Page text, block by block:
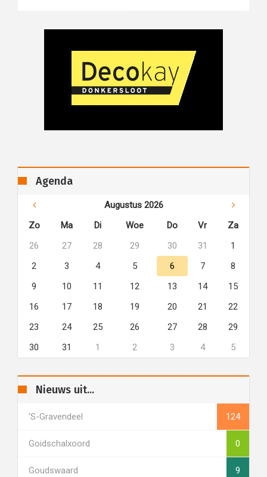
Agenda
Augustus 2026
Zo
Ma Di Woe Do Vr
Za
26
27 28 29 30 31
1
2
3 4 5 6 7
8
9
10 11 12 13 14
15
16
17 18 19 20 21
22
23
24 25 26 27 28
29
30
31 1 2 3 4 5
Nieuws uit...
's-Gravendeel 124
Goidschalxoord 0
Goudswaard 9